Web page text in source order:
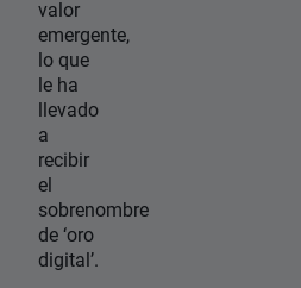
valor
emergente,
lo que
le ha
llevado
a
recibir
el
sobrenombre
de ‘oro
digital’.